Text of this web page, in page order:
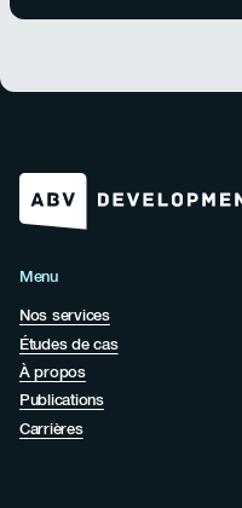
Menu
Nos services
Études de cas
À propos
Publications
Carrières